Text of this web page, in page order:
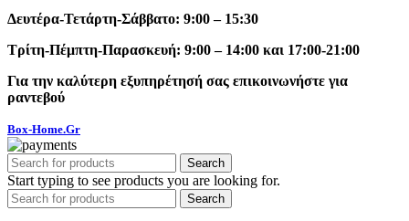
Δευτέρα-Τετάρτη-Σάββατο: 9:00 – 15:30
Τρίτη-Πέμπτη-Παρασκευή: 9:00 – 14:00 και 17:00-21:00
Για την καλύτερη εξυπηρέτησή σας επικοινωνήστε για
ραντεβού
Box-Home.Gr
Search
Start typing to see products you are looking for.
Search